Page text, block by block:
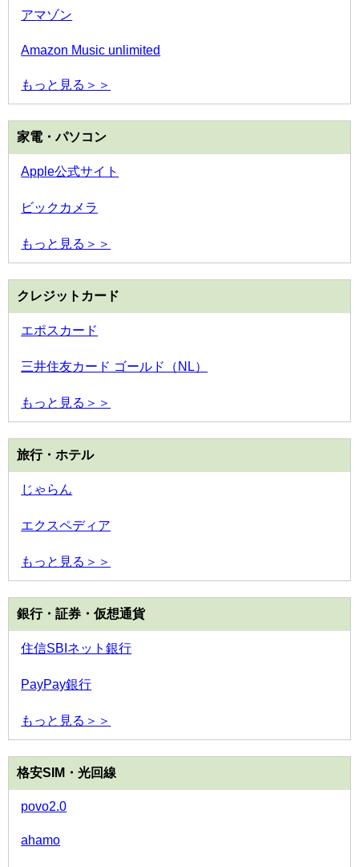
アマゾン
Amazon Music unlimited
もっと見る＞＞
家電・パソコン
Apple公式サイト
ビックカメラ
もっと見る＞＞
クレジットカード
エポスカード
三井住友カード ゴールド（NL）
もっと見る＞＞
旅行・ホテル
じゃらん
エクスペディア
もっと見る＞＞
銀行・証券・仮想通貨
住信SBIネット銀行
PayPay銀行
もっと見る＞＞
格安SIM・光回線
povo2.0
ahamo